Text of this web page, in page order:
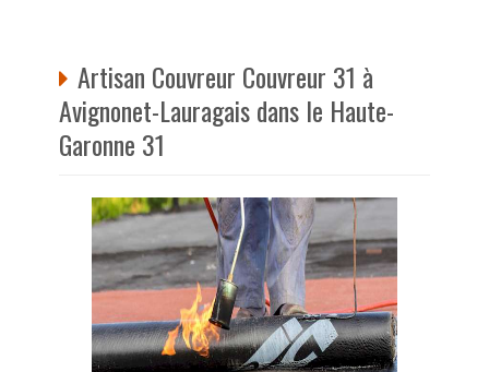
Artisan Couvreur Couvreur 31 à
Avignonet-Lauragais dans le Haute-
Garonne 31